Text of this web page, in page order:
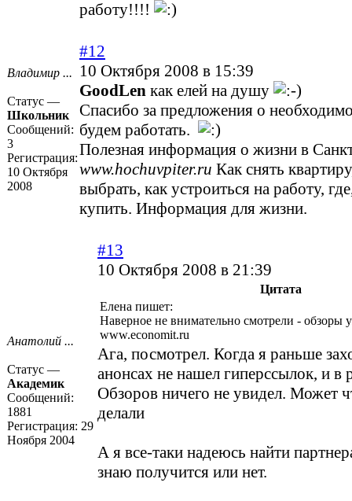
работу!!!!
Владимир ...
Статус —
Школьник
Сообщений:
3
Регистрация:
10 Октября
2008
#12
10 Октября 2008 в 15:39
GoodLen как елей на душу
Спасибо за предложения о
будем работать.
Полезная информация о жизни в
www.hochuvpiter.ru Как снять
выбрать, как устроиться на работу,
купить. Информация для жизни.
Анатолий ...
Статус —
Академик
Сообщений:
1881
Регистрация: 29
Ноября 2004
#13
10 Октября 2008 в 21:39
Цитата
Елена пишет:
Наверное не внимательно смотрели - обзоры
www.economit.ru
Ага, посмотрел. Когда я раньше
анонсах не нашел гиперссылок, и в
Обзоров ничего не увидел. Может
делали
А я все-таки надеюсь найти
знаю получится или нет.